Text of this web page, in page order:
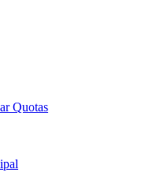
Quotas